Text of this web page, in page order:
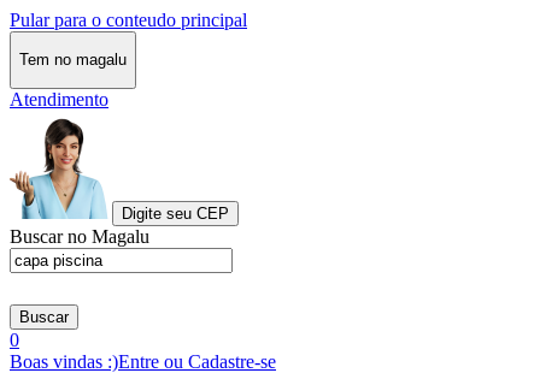
Pular para o conteudo principal
Tem no magalu
Atendimento
Digite seu CEP
Buscar no Magalu
Buscar
0
Boas vindas :)Entre ou Cadastre-se